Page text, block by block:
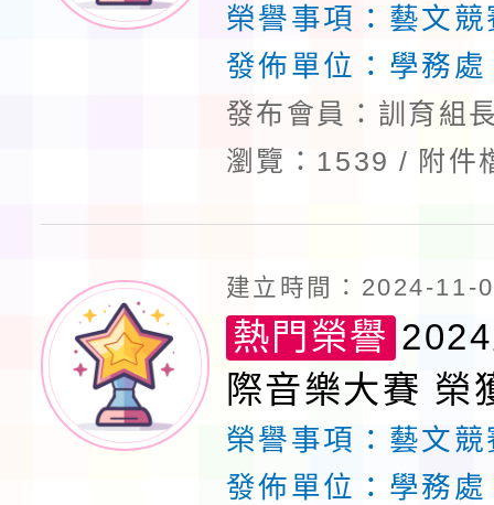
榮譽事項： 藝文競
發佈單位： 學務處
發布會員：訓育組
瀏覽：1539
附件
建立時間：2024-11-
熱門榮譽
際音樂大賽 榮
榮譽事項： 藝文競
發佈單位： 學務處